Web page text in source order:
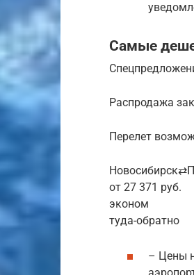
Самые
Распродажа
Перелет
от 27 371 руб.
эконом
туда-обратно
– Цены